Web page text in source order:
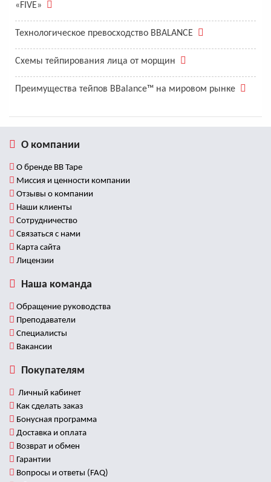
«FIVE»
Технологическое превосходство BBALANCE
Схемы тейпирования лица от морщин
Преимущества тейпов BBalance™ на мировом рынке
О компании
О бренде BB Tape
Миссия и ценности компании
Отзывы о компании
Наши клиенты
Сотрудничество
Связаться с нами
Карта сайта
Лицензии
Наша команда
Обращение руководства
Преподаватели
Специалисты
Вакансии
Покупателям
Личный кабинет
Как сделать заказ
Бонусная программа
Доставка и оплата
Возврат и обмен
Гарантии
Вопросы и ответы (FAQ)